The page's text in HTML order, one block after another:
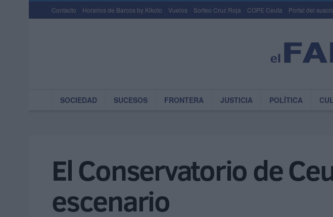
Contacto Horarios de Barcos by Kikoto Vuelos Sorteo Cruz Roja COPE Ceuta Portal del
SOCIEDAD SUCESOS FRONTERA JUSTICIA POLÍTICA
El Conservatorio de
escenario